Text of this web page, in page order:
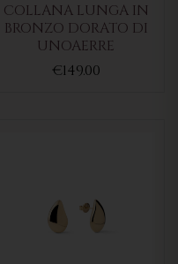
COLLANA LUNGA IN
BRONZO DORATO DI
UNOAERRE
€149.00